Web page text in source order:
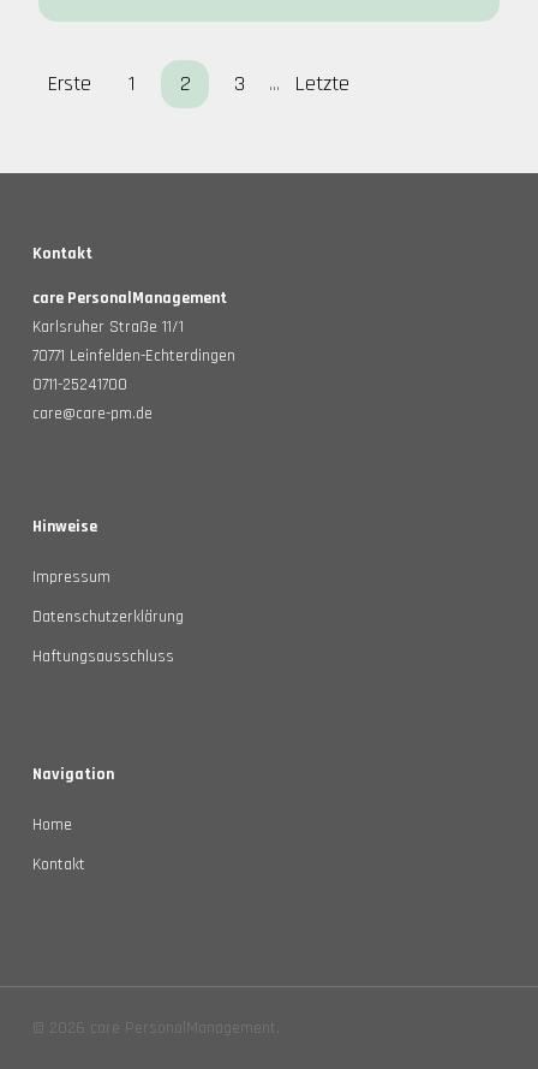
Erste 1 2 3 ... Letzte
Kontakt
care PersonalManagement
Karlsruher Straße 11/1
70771 Leinfelden-Echterdingen
0711-25241700
care@care-pm.de
Hinweise
Impressum
Datenschutzerklärung
Haftungsausschluss
Navigation
Home
Kontakt
© 2026 care PersonalManagement.